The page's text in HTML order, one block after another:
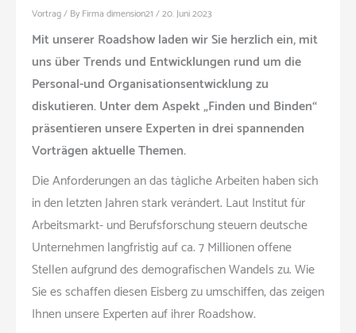
Vortrag/ By Firma dimension21 /20. Juni 2023
Mit unserer Roadshow laden wir Sie herzlich ein, mit
uns über Trends und Entwicklungen rund um die
Personal-und Organisationsentwicklung zu
diskutieren. Unter dem Aspekt „Finden und Binden“
präsentieren unsere Experten in drei spannenden
Vorträgen aktuelle Themen.
Die Anforderungen an das tägliche Arbeiten haben sich
in den letzten Jahren stark verändert. Laut Institut für
Arbeitsmarkt- und Berufsforschung steuern deutsche
Unternehmen langfristig auf ca. 7 Millionen offene
Stellen aufgrund des demografischen Wandels zu. Wie
Sie es schaffen diesen Eisberg zu umschiffen, das zeigen
Ihnen unsere Experten auf ihrer Roadshow.